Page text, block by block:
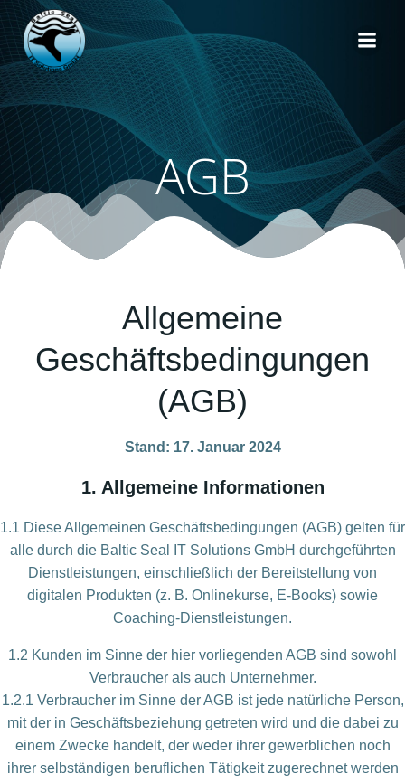
Inhalt
springen
AGB
Allgemeine
Geschäftsbedingungen
(AGB)
Stand: 17. Januar 2024
1. Allgemeine Informationen
1.1 Diese Allgemeinen Geschäftsbedingungen (AGB) gelten für
alle durch die Baltic Seal IT Solutions GmbH durchgeführten
Dienstleistungen, einschließlich der Bereitstellung von
digitalen Produkten (z. B. Onlinekurse, E-Books) sowie
Coaching-Dienstleistungen.
1.2 Kunden im Sinne der hier vorliegenden AGB sind sowohl
Verbraucher als auch Unternehmer.
1.2.1 Verbraucher im Sinne der AGB ist jede natürliche Person,
mit der in Geschäftsbeziehung getreten wird und die dabei zu
einem Zwecke handelt, der weder ihrer gewerblichen noch
ihrer selbständigen beruflichen Tätigkeit zugerechnet werden